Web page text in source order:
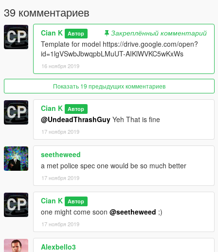
39 комментариев
Cian K Автор
Закреплённый комментарий
Template for model https://drive.google.com/open?
id=1lgVSwbJbwqpbLMuUT-AIKlWVKC5wKxWs
16 ноября 2019
Показать 19 предыдущих комментариев
Cian K Автор
@UndeadThrashGuy Yeh That is fine
17 ноября 2019
seetheweed
a met police spec one would be so much better
17 ноября 2019
Cian K Автор
one might come soon @seetheweed ;)
17 ноября 2019
Alexbello3